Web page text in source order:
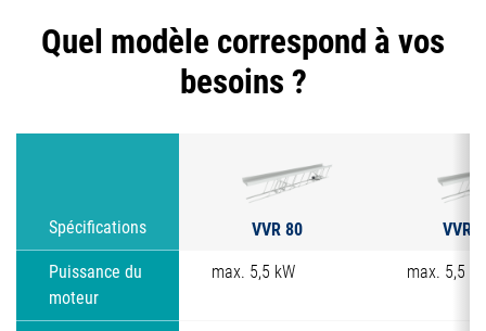
Quel modèle correspond à vos
besoins ?
Spécifications VVR 80 VVR
Puissance du
moteur
max. 5,5 kW max. 5,5